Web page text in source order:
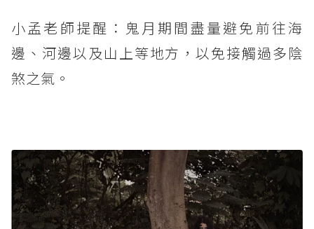
小孟老師提醒：鬼月期間盡量避免前往海
邊、河邊以及山上等地方，以免接觸過多陰
煞之氣。